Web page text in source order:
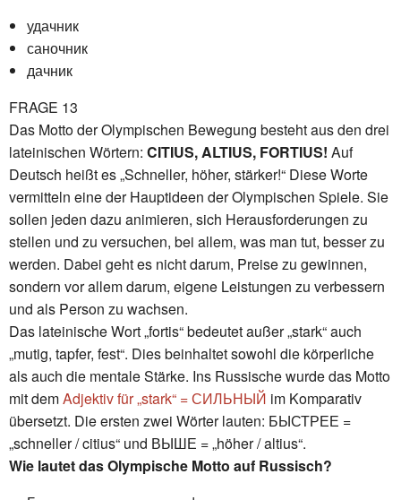
удачник
саночник
дачник
FRAGE 13
Das Motto der Olympischen Bewegung besteht aus den drei
lateinischen Wörtern: CITIUS, ALTIUS, FORTIUS! Auf
Deutsch heißt es „Schneller, höher, stärker!“ Diese Worte
vermitteln eine der Hauptideen der Olympischen Spiele. Sie
sollen jeden dazu animieren, sich Herausforderungen zu
stellen und zu versuchen, bei allem, was man tut, besser zu
werden. Dabei geht es nicht darum, Preise zu gewinnen,
sondern vor allem darum, eigene Leistungen zu verbessern
und als Person zu wachsen.
Das lateinische Wort „fortis“ bedeutet außer „stark“ auch
„mutig, tapfer, fest“. Dies beinhaltet sowohl die körperliche
als auch die mentale Stärke. Ins Russische wurde das Motto
mit demAdjektiv für „stark“ = СИЛЬНЫЙ im Komparativ
übersetzt. Die ersten zwei Wörter lauten: БЫСТРЕЕ =
„schneller / citius“ und ВЫШЕ = „höher / altius“.
Wie lautet das Olympische Motto auf Russisch?